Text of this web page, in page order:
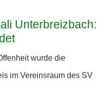
Unterbreizbach:
wurde die
im Vereinsraum des SV